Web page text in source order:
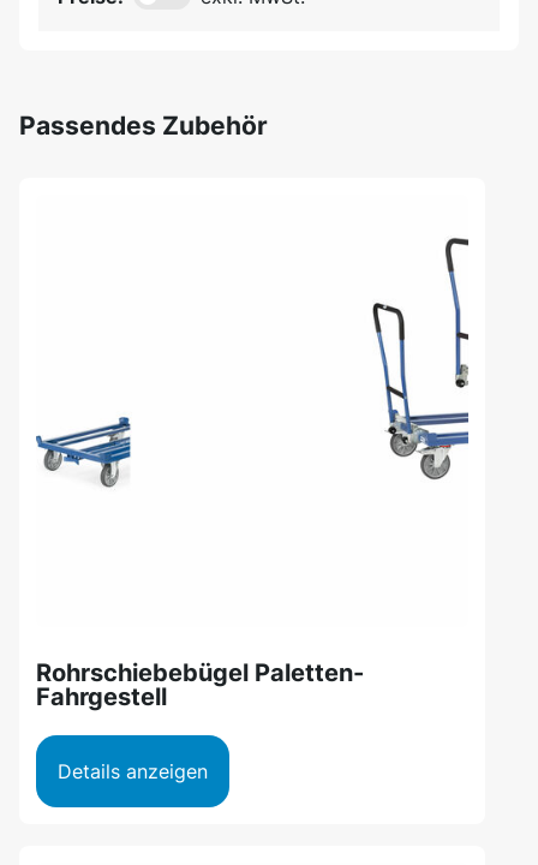
Passendes Zubehör
Rohrschiebebügel Paletten-
Fahrgestell
Details anzeigen